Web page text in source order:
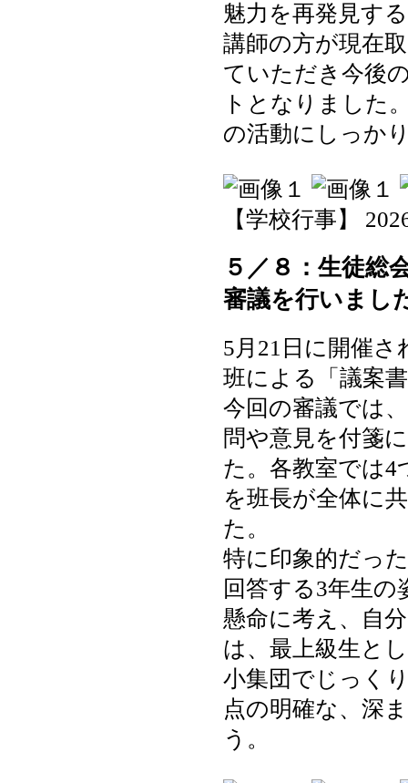
魅力を再発見す
講師の方が現在
ていただき今後
トとなりました
の活動にしっか
【学校行事】
５／８：生徒総
審議を行いまし
5月21日に開催さ
班による「議案
今回の審議では
問や意見を付箋
た。各教室では4
を班長が全体に
た。
特に印象的だっ
回答する3年生
懸命に考え、自
は、最上級生と
小集団でじっく
点の明確な、深
う。